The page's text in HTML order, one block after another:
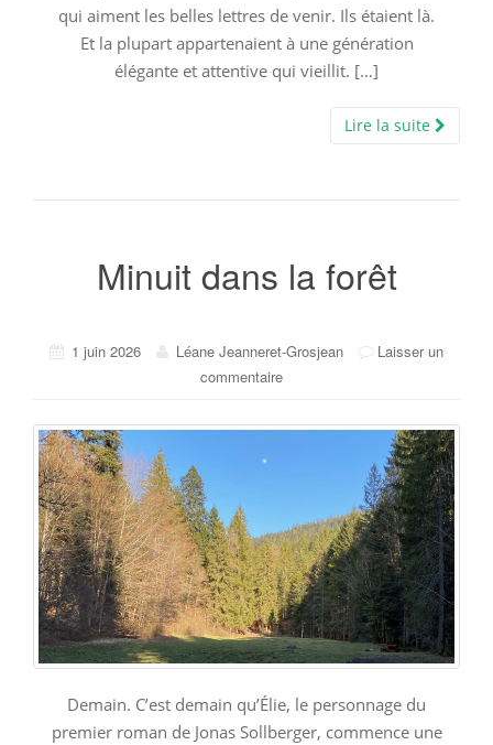
qui aiment les belles lettres de venir. Ils étaient là.
Et la plupart appartenaient à une génération
élégante et attentive qui vieillit. […]
Lire la suite
Minuit dans la forêt
1 juin 2026 Léane Jeanneret-Grosjean
Laisser un
commentaire
Demain. C’est demain qu’Élie, le personnage du
premier roman de Jonas Sollberger, commence une